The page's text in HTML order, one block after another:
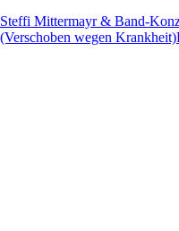
Steffi Mittermayr & Band-
(Verschoben wegen Krankheit)